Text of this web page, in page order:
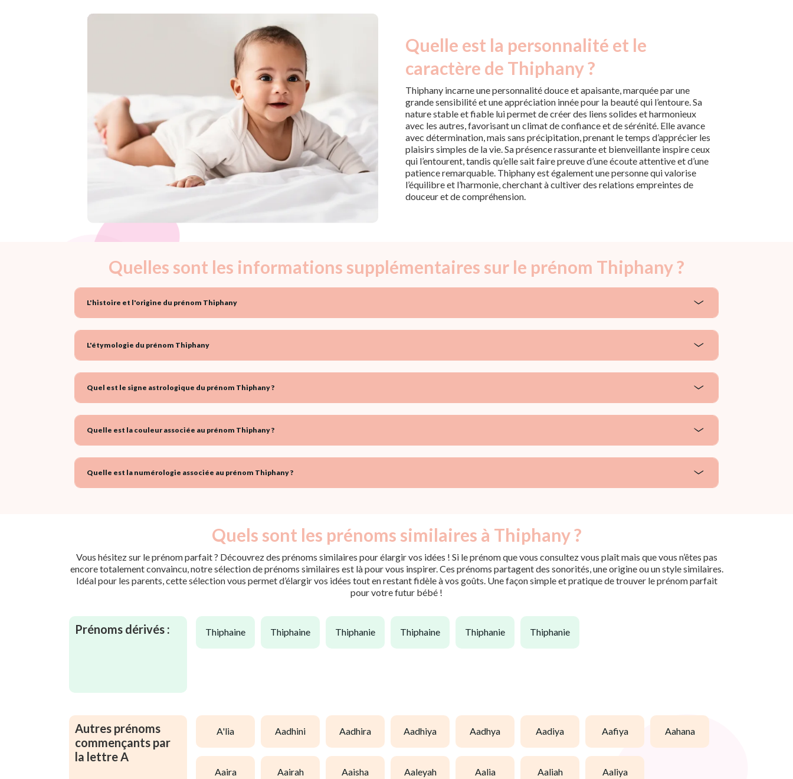
Quelle est la personnalité et le
caractère de Thiphany ?
Thiphany incarne une personnalité douce et apaisante, marquée par une
grande sensibilité et une appréciation innée pour la beauté qui l’entoure. Sa
nature stable et fiable lui permet de créer des liens solides et harmonieux
avec les autres, favorisant un climat de confiance et de sérénité. Elle avance
avec détermination, mais sans précipitation, prenant le temps d’apprécier les
plaisirs simples de la vie. Sa présence rassurante et bienveillante inspire ceux
qui l’entourent, tandis qu’elle sait faire preuve d’une écoute attentive et d’une
patience remarquable. Thiphany est également une personne qui valorise
l’équilibre et l’harmonie, cherchant à cultiver des relations empreintes de
douceur et de compréhension.
Quelles sont les informations supplémentaires sur le prénom Thiphany ?
L'histoire et l'origine du prénom Thiphany
L'étymologie du prénom Thiphany
Quel est le signe astrologique du prénom Thiphany ?
Quelle est la couleur associée au prénom Thiphany ?
Quelle est la numérologie associée au prénom Thiphany ?
Quels sont les prénoms similaires à Thiphany ?
Vous hésitez sur le prénom parfait ? Découvrez des prénoms similaires pour élargir vos idées ! Si le prénom que vous consultez vous plaît mais que vous n’êtes pas
encore totalement convaincu, notre sélection de prénoms similaires est là pour vous inspirer. Ces prénoms partagent des sonorités, une origine ou un style similaires.
Idéal pour les parents, cette sélection vous permet d’élargir vos idées tout en restant fidèle à vos goûts. Une façon simple et pratique de trouver le prénom parfait
pour votre futur bébé !
Prénoms dérivés : thiphaine thiphaine thiphanie thiphaine thiphanie thiphanie
Autres prénoms
commençants par
la lettre A
a'lia aadhini aadhira aadhiya aadhya aadiya aafiya aahana
aaira aairah aaisha aaleyah aalia aaliah aaliya